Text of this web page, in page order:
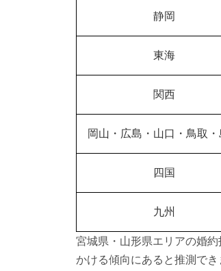
静岡
東海
関西
岡山・広島・山口・鳥取・
四国
九州
宮城県・山形県エリアの婚
かける傾向にあると推測でき